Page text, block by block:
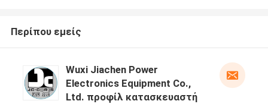
Περίπου εμείς
Wuxi Jiachen Power
Electronics Equipment Co.,
Ltd. προφίλ κατασκευαστή